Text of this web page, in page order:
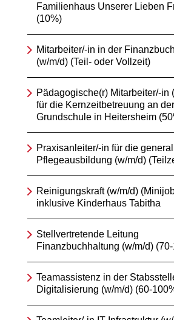
Familienhaus Unserer Lieben
(10%)
Mitarbeiter/-in in der
(w/m/d) (Teil- oder Vollzeit)
Pädagogische(r) Mitarbeiter/-in
für die Kernzeitbetreuung an der
Grundschule in Heitersheim
Praxisanleiter/-in für die
Pflegeausbildung (w/m/d)
Reinigungskraft (w/m/d)
inklusive Kinderhaus Tabitha
Stellvertretende Leitung
Finanzbuchhaltung (w/m/d)
Teamassistenz in der
Digitalisierung (w/m/d) (60-